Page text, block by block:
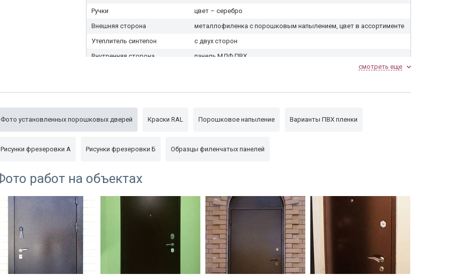
Ручки
цвет – серебро
Внешняя сторона
металлофиленка с порошковым напылением, цвет в ассортименте
Утеплитель синтепон
с двух сторон
Внутренняя сторона
панель МДФ ПВХ
смотреть еще
Фото установленных порошковых дверей Краски RAL Порошковое напыление Варианты ПВХ пленки
Рисунки фрезеровки А Рисунки фрезеровки Б Образцы филенчатых панелей
работ на объектах